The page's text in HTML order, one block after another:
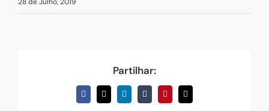
Partilhar:
Facebook
X LinkedInTumblrPinterestEmail
(necessário